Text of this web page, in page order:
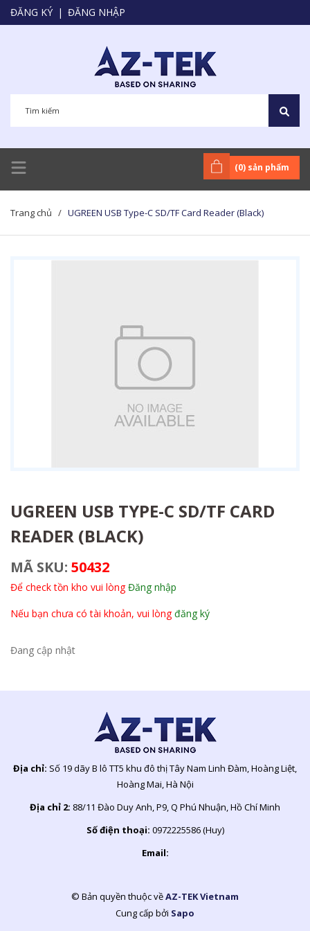
ĐĂNG KÝ | ĐĂNG NHẬP
(0) sản phẩm
Trang chủ / UGREEN USB Type-C SD/TF Card Reader (Black)
UGREEN USB TYPE-C SD/TF CARD
READER (BLACK)
MÃ SKU: 50432
Để check tồn kho vui lòngĐăng nhập
Nếu bạn chưa có tài khoản, vui lòngđăng ký
Đang cập nhật
Địa chỉ: Số 19 dãy B lô TT5 khu đô thị Tây Nam Linh Đàm, Hoàng Liệt,
Hoàng Mai, Hà Nội
Địa chỉ 2: 88/11 Đào Duy Anh, P9, Q Phú Nhuận, Hồ Chí Minh
Số điện thoại: 0972225586 (Huy)
Email:
© Bản quyền thuộc vềAZ-TEK Vietnam
Cung cấp bởi Sapo